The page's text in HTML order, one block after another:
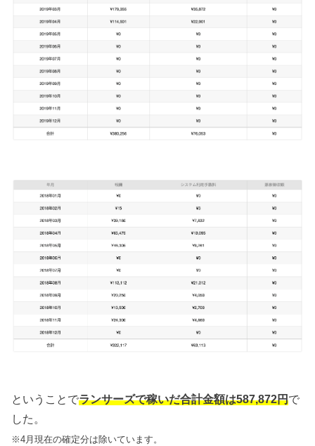
ということでランサーズで稼いだ合計金額は587,872円で
した。
※4月現在の確定分は除いています。